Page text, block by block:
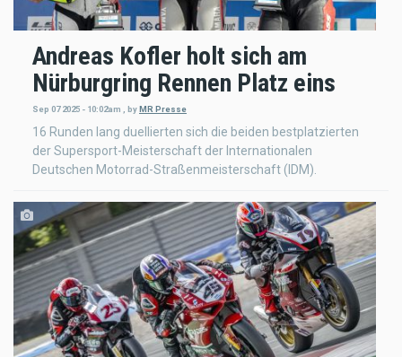
Andreas Kofler holt sich am
Nürburgring Rennen Platz eins
Sep 07 2025 - 10:02am byMR Presse
16 Runden lang duellierten sich die beiden bestplatzierten
der Supersport-Meisterschaft der Internationalen
Deutschen Motorrad-Straßenmeisterschaft (IDM).